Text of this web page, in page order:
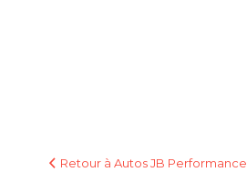
Retour à Autos JB Performance